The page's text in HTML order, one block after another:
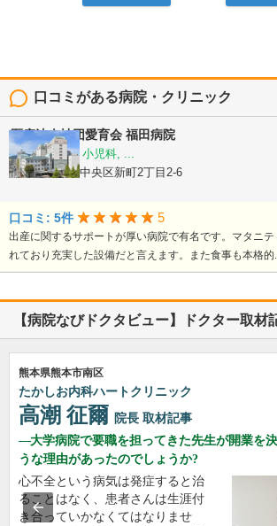
口コミがある病院・クリニック
医療法人社団愛育会 福田病院
産科, 婦人科, 小児科, ...
熊本県熊本市中央区新町2丁目2-6
口コミ: 5件 5
出産に関するサポートが厚い病院で有名です。マタニ
れており充実した設備だと言えます。また食事も本格的
【病院なびドクタビュー】ドクター取材
熊本県熊本市南区
たかしお内科ハートクリニック
高潮 征爾 院長 取材記事
大学病院で要職を担ってきた先生が開業を
うな理由があったのでしょうか?
心不全という病気は発症すると治
ることはなく、患者さんは生涯付
き合っていかなくてはなりませ